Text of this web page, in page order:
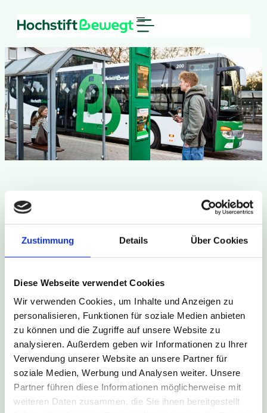
Zustimmung Details Über Cookies
Diese Webseite verwendet Cookies
Wir verwenden Cookies, um Inhalte und Anzeigen zu
personalisieren, Funktionen für soziale Medien anbieten
zu können und die Zugriffe auf unsere Website zu
analysieren. Außerdem geben wir Informationen zu Ihrer
Verwendung unserer Website an unsere Partner für
soziale Medien, Werbung und Analysen weiter. Unsere
Partner führen diese Informationen möglicherweise mit
weiteren Daten zusammen, die Sie ihnen bereitgestellt
Kontakt
Wir freuen uns über deine Rückmeldung!
Ob Lob, Kritik oder Fragen – wir melden
uns schnellstmöglich bei dir zurück.
Telefon: 05251 / 1233 66
E-Mail: kundenservice@hochstiftbewegt.de
Oder komm persönlich vorbei:
ImHochstiftBewegt BusPunktim Paderborner
Kreishaus (Aldegreverstraße 10-14, 33102 Paderborn)